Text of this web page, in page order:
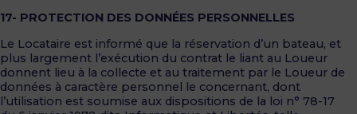
17- PROTECTION DES DONNÉES PERSONNELLES
Le Locataire est informé que la réservation d’un bateau, et
plus largement l’exécution du contrat le liant au Loueur
donnent lieu à la collecte et au traitement par le Loueur de
données à caractère personnel le concernant, dont
l’utilisation est soumise aux dispositions de la loi n° 78-17